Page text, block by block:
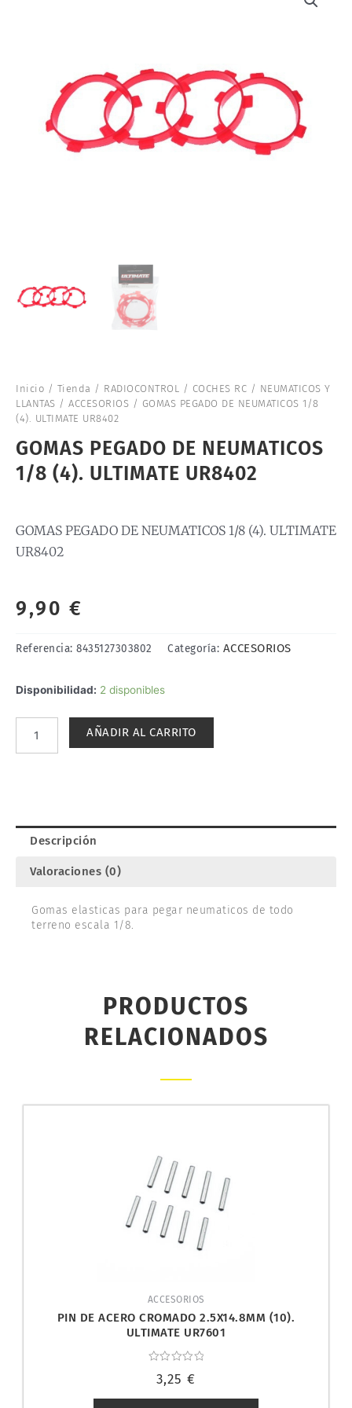
Inicio / Tienda / RADIOCONTROL / COCHES RC / NEUMATICOS Y
LLANTAS / ACCESORIOS / GOMAS PEGADO DE NEUMATICOS 1/8
(4). ULTIMATE UR8402
GOMAS PEGADO DE NEUMATICOS
1/8 (4). ULTIMATE UR8402
GOMAS PEGADO DE NEUMATICOS 1/8 (4). ULTIMATE
UR8402
9,90 €
Referencia: 8435127303802 Categoría: ACCESORIOS
Disponibilidad: 2 disponibles
GOMAS
NEUMATICOS
cantidad
AÑADIR AL CARRITO
Descripción
Valoraciones (0)
Gomas elasticas para pegar neumaticos de todo
terreno escala 1/8.
PRODUCTOS
RELACIONADOS
ACCESORIOS
PIN DE ACERO CROMADO 2.5X14.8MM (10).
ULTIMATE UR7601
con
de
3,25 €